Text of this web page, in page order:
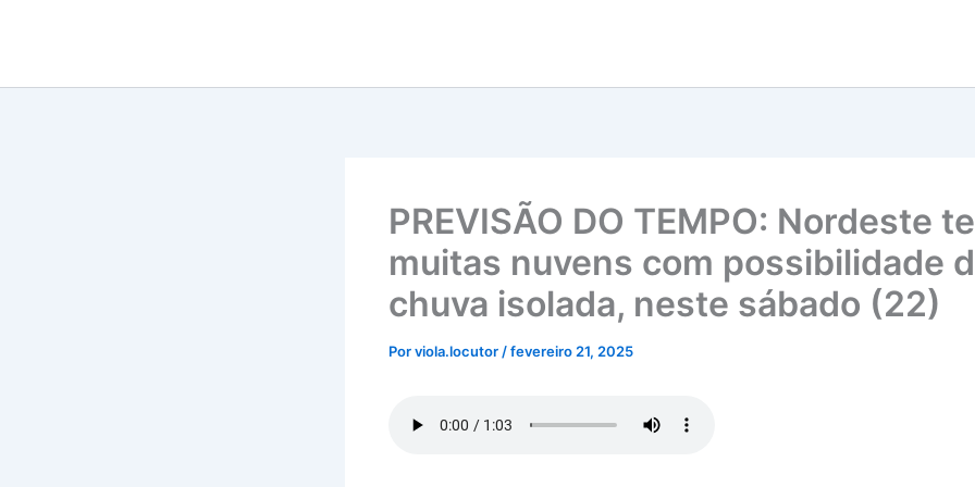
PREVISÃO DO TEMPO: Nordeste
muitas nuvens com possibilidade
chuva isolada, neste sábado (22)
Porviola.locutor /fevereiro 21, 2025